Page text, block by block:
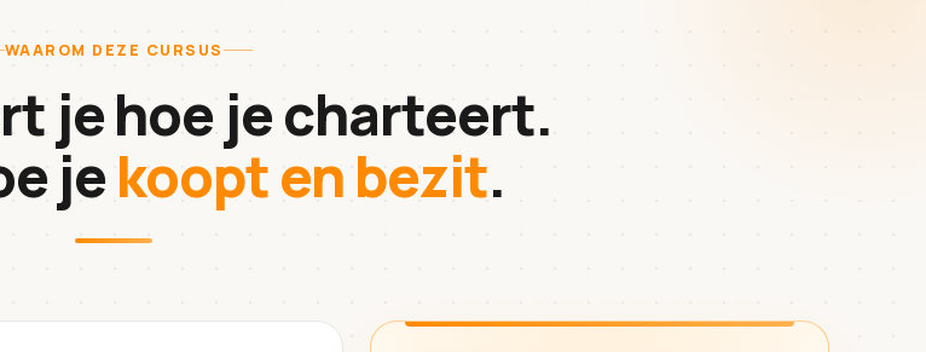
WAAROM DEZE CURSUS
je hoe je charteert.
jekoopt en bezit.